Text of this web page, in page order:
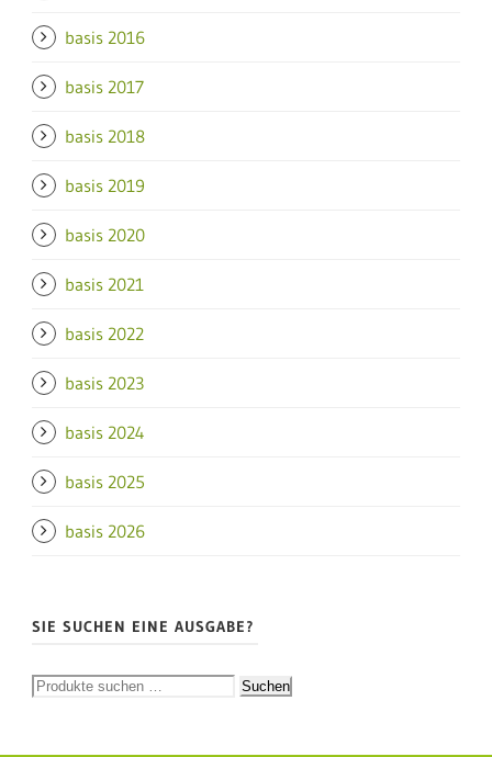
basis 2016
basis 2017
basis 2018
basis 2019
basis 2020
basis 2021
basis 2022
basis 2023
basis 2024
basis 2025
basis 2026
SIE SUCHEN EINE AUSGABE?
Suchen